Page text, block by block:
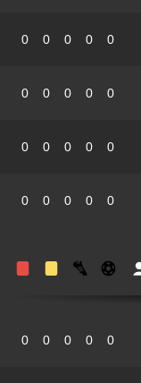
0
0
0
0
0
0
0
0
0
0
0
0
0
0
0
0
0
0
0
0